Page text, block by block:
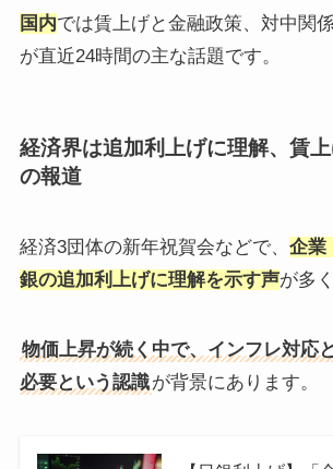
国内では賃上げと金融政策、対中関
が直近24時間の主な話題です。
経済界は追加利上げに理解、賃
の報道
経済3団体の新年祝賀会などで、 企業
銀の追加利上げに理解を示す声が多
物価上昇が続く中で、インフレ対応
必要という認識が背景にあります。